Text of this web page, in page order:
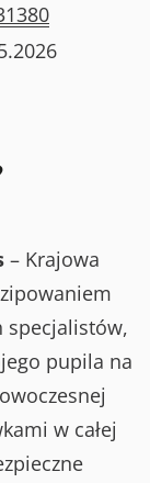
– Krajowa
specjalistów,
pupila na
w całej